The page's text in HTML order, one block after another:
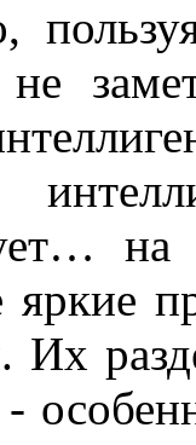
яркие
Их
-